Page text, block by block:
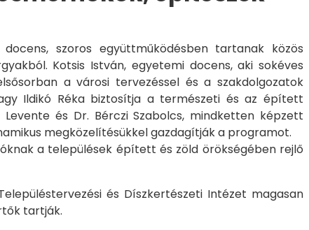
szoros együttműködésben tartanak közös
Kotsis István, egyetemi docens, aki sokéves
a városi tervezéssel és a szakdolgozatok
Ildikó Réka biztosítja a természeti és az épített
és Dr. Bérczi Szabolcs, mindketten képzett
megközelítésükkel gazdagítják a programot.
a települések épített és zöld örökségében rejlő
és Díszkertészeti Intézet magasan
tartják.